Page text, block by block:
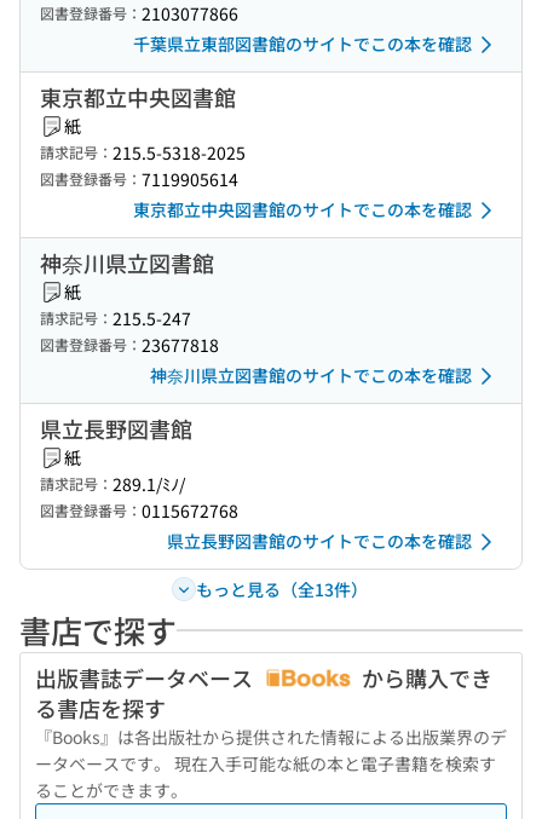
図書登録番号： 2103077866
千葉県立東部図書館のサイトでこの本を確認
東京都立中央図書館
紙
請求記号： 215.5-5318-2025
図書登録番号： 7119905614
東京都立中央図書館のサイトでこの本を確認
神奈川県立図書館
紙
請求記号： 215.5-247
図書登録番号： 23677818
神奈川県立図書館のサイトでこの本を確認
県立長野図書館
紙
請求記号： 289.1/ﾐﾉ/
図書登録番号： 0115672768
県立長野図書館のサイトでこの本を確認
もっと見る（全13件）
書店で探す
出版書誌データベース
から購入でき
る書店を探す
『Books』は各出版社から提供された情報による出版業界のデ
ータベースです。 現在入手可能な紙の本と電子書籍を検索す
ることができます。